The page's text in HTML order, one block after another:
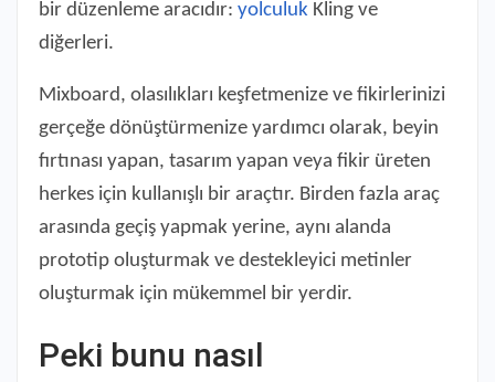
bir düzenleme aracıdır: yolculuk Kling ve
diğerleri.
Mixboard, olasılıkları keşfetmenize ve fikirlerinizi
gerçeğe dönüştürmenize yardımcı olarak, beyin
fırtınası yapan, tasarım yapan veya fikir üreten
herkes için kullanışlı bir araçtır. Birden fazla araç
arasında geçiş yapmak yerine, aynı alanda
prototip oluşturmak ve destekleyici metinler
oluşturmak için mükemmel bir yerdir.
Peki bunu nasıl